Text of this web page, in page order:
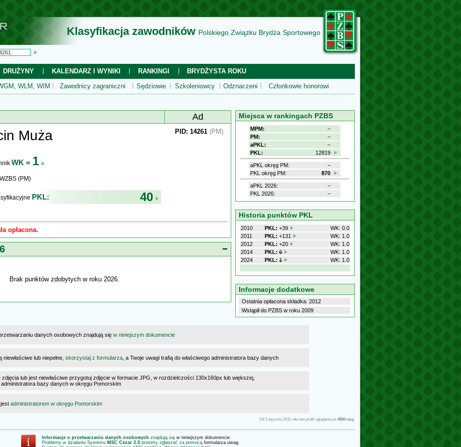
Klasyfikacja zawodników Polskiego Związku Brydża Sportowego
DRUŻYNY KALENDARZ I WYNIKI RANKINGI
BRYDŻYSTA ROKU
WLM, WIM Zawodnicy zagraniczni Sędziowie Szkoleniowcy Odznaczeni Członkowie honorowi
Ad
Muża
WK = 1
(PM)
PKL: 40
PID: 14261 (PM)
opłacona.
−
Brak punktów zdobytych w roku 2026.
Miejsca w rankingach PZBS
MPM:
−
PM:
−
aPKL:
−
PKL:
12819
aPKL okręg PM:
−
PKL okręg PM:
870
aPKL 2026:
−
PKL 2026:
−
Historia punktów PKL
2010 PKL: +39
WK: 0.0
2011
PKL: +131
WK: 1.0
2012
PKL: +20
WK: 1.0
2014
PKL: 6
WK: 1.0
2024
PKL: 1 WK: 1.0
Informacje dodatkowe
Ostatnia opłacona składka: 2012
Wstąpił do PZBS w roku 2009
danych osobowych znajdują się w niniejszym dokumencie
lub niepełne, skorzystaj z formularza , a Twoje uwagi trafią do właściwego administratora bazy danych
zdjęcia lub jest niewłaściwe przygotuj zdjęcie w formacie JPG, w rozdzielczości 130x160px lub większej,
administratora bazy danych w okręgu Pomorskim
administratorem w okręgu Pomorskim
Od 1 stycznia 2011 roku ten profil oglądano już 4556 razy.
Informacje o przetwarzaniu danych osobowych znajdują się w niniejszym dokumencie.
Problemy w działaniu Systemu MSC Cezar 2.0 prosimy zgłaszać za pomocą formularza uwag.